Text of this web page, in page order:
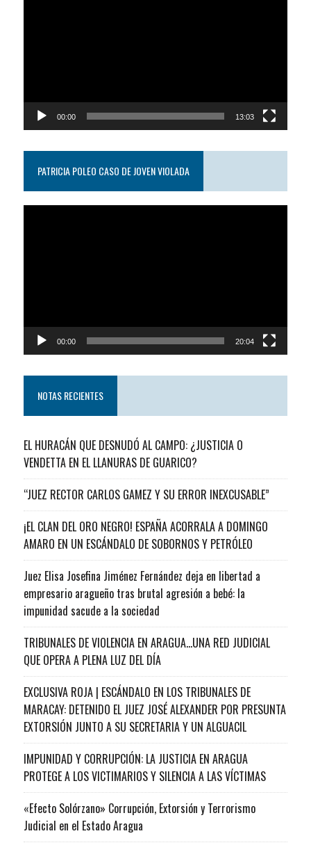
00:00 13:03
PATRICIA POLEO CASO DE JOVEN VIOLADA
00:00 20:04
NOTAS RECIENTES
EL HURACÁN QUE DESNUDÓ AL CAMPO: ¿JUSTICIA O
VENDETTA EN EL LLANURAS DE GUARICO?
“JUEZ RECTOR CARLOS GAMEZ Y SU ERROR INEXCUSABLE”
¡EL CLAN DEL ORO NEGRO! ESPAÑA ACORRALA A DOMINGO
AMARO EN UN ESCÁNDALO DE SOBORNOS Y PETRÓLEO
Juez Elisa Josefina Jiménez Fernández deja en libertad a
empresario aragueño tras brutal agresión a bebé: la
impunidad sacude a la sociedad
TRIBUNALES DE VIOLENCIA EN ARAGUA…UNA RED JUDICIAL
QUE OPERA A PLENA LUZ DEL DÍA
EXCLUSIVA ROJA | ESCÁNDALO EN LOS TRIBUNALES DE
MARACAY: DETENIDO EL JUEZ JOSÉ ALEXANDER POR PRESUNTA
EXTORSIÓN JUNTO A SU SECRETARIA Y UN ALGUACIL
IMPUNIDAD Y CORRUPCIÓN: LA JUSTICIA EN ARAGUA
PROTEGE A LOS VICTIMARIOS Y SILENCIA A LAS VÍCTIMAS
«Efecto Solórzano» Corrupción, Extorsión y Terrorismo
Judicial en el Estado Aragua